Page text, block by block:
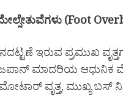
(Foot
ಇರುವ ಪ್ರಮುಖ
ಮಾದರಿಯ ಆಧುನಿಕ
ವೃತ್ತ, ಮುಖ್ಯ ಬಸ್